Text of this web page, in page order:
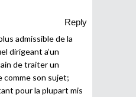
Reply
admissible de la
dirigeant a’un
de traiter un
comme son sujet;
pour la plupart mis